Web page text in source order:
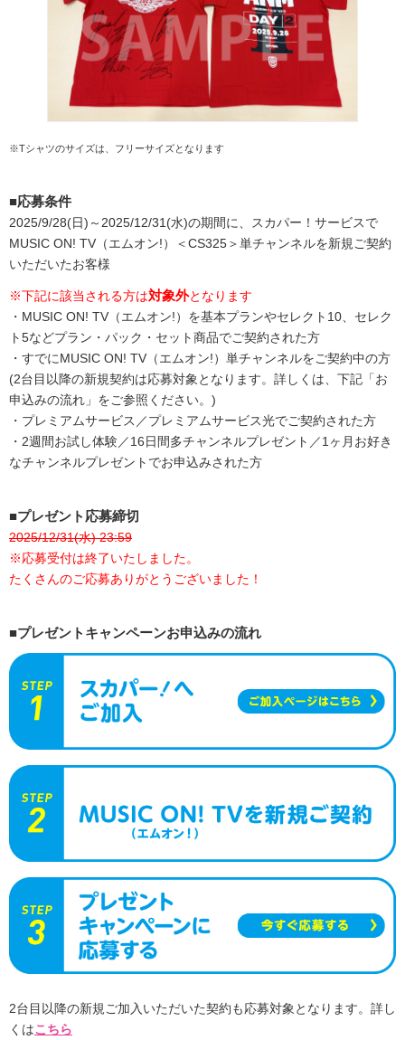
※Tシャツのサイズは、フリーサイズとなります
■応募条件
2025/9/28(日)～2025/12/31(水)の期間に、スカパー！サービスで
MUSIC ON! TV（エムオン!）＜CS325＞単チャンネルを新規ご契約
いただいたお客様
※下記に該当される方は対象外となります
・MUSIC ON! TV（エムオン!）を基本プランやセレクト10、セレク
ト5などプラン・パック・セット商品でご契約された方
・すでにMUSIC ON! TV（エムオン!）単チャンネルをご契約中の方
(2台目以降の新規契約は応募対象となります。詳しくは、下記「お
申込みの流れ」をご参照ください。)
・プレミアムサービス／プレミアムサービス光でご契約された方
・2週間お試し体験／16日間多チャンネルプレゼント／1ヶ月お好き
なチャンネルプレゼントでお申込みされた方
■プレゼント応募締切
2025/12/31(水) 23:59
※応募受付は終了いたしました。
たくさんのご応募ありがとうございました！
■プレゼントキャンペーンお申込みの流れ
2台目以降の新規ご加入いただいた契約も応募対象となります。詳し
くはこちら